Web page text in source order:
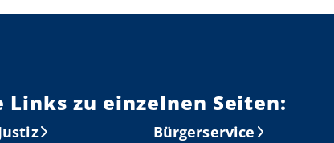
Links zu einzelnen Seiten:
Bürgerservice